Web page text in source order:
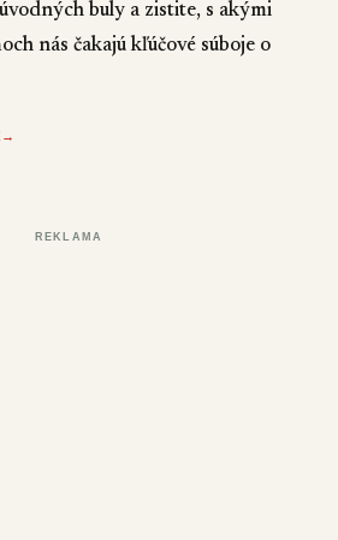
buly a zistite, s akými
nás čakajú kľúčové súboje o
→
REKLAMA